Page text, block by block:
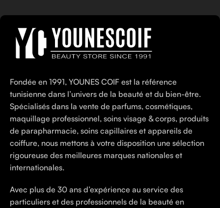
Fondée en 1991, YOUNES COIF est la référence
tunisienne dans l’univers de la beauté et du bien-être.
Spécialisés dans la vente de parfums, cosmétiques,
maquillage professionnel, soins visage & corps, produits
de parapharmacie, soins capillaires et appareils de
coiffure, nous mettons à votre disposition une sélection
rigoureuse des meilleures marques nationales et
internationales.
Avec plus de 30 ans d’expérience au service des
particuliers et des professionnels de la beauté en